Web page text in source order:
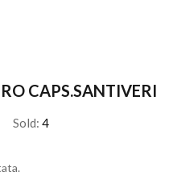
CAPS.SANTIVERI
Sold: 4